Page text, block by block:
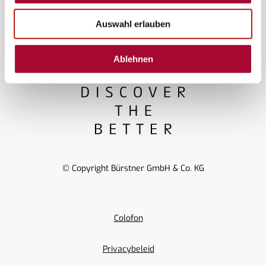
Auswahl erlauben
Ablehnen
Colofon
Privacybeleid
© Copyright Bürstner GmbH & Co. KG